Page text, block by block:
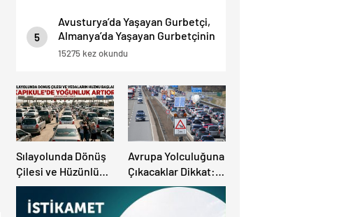
5
Avusturya’da Yaşayan Gurbetçi,
Almanya’da Yaşayan Gurbetçinin
Başına Bela oldu.
15275 kez okundu
Sılayolunda Dönüş
Çilesi ve Hüzünlü
Vedalar Başladı:
Kapıkule’de
Avrupa Yolculuğuna
Çıkacaklar Dikkat:
Ülke Ülke Güncel
Trafik Kuralları,